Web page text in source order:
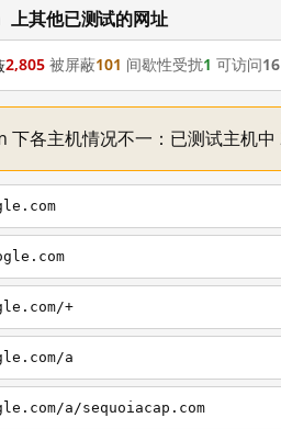
其他已测试的网址
2,805 被屏蔽101 间歇性受扰1 可访问16
下各主机情况不一：已测试主机中
+
a
a/sequoiacap.com